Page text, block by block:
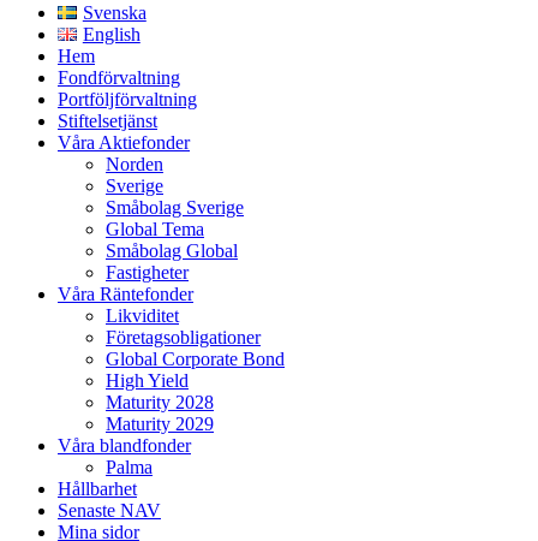
Svenska
English
Hem
Fondförvaltning
Portföljförvaltning
Stiftelsetjänst
Våra Aktiefonder
Norden
Sverige
Småbolag Sverige
Global Tema
Småbolag Global
Fastigheter
Våra Räntefonder
Likviditet
Företagsobligationer
Global Corporate Bond
High Yield
Maturity 2028
Maturity 2029
Våra blandfonder
Palma
Hållbarhet
Senaste NAV
Mina sidor